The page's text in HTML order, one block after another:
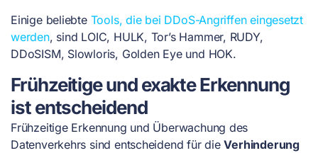
Einige beliebte Tools, die bei DDoS-Angriffen eingesetzt
werden, sind LOIC, HULK, Tor’s Hammer, RUDY,
DDoSISM, Slowloris, Golden Eye und HOK.
Frühzeitige und exakte Erkennung
ist entscheidend
Frühzeitige Erkennung und Überwachung des
Datenverkehrs sind entscheidend für dieVerhinderung